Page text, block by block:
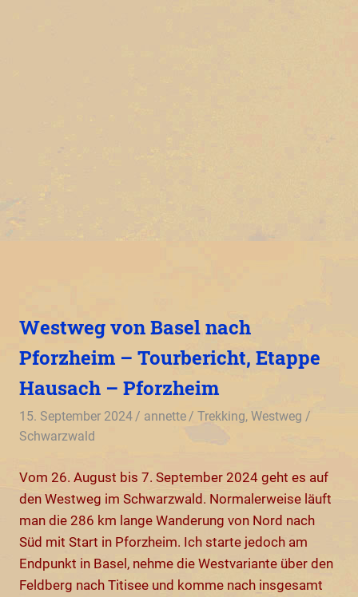
Westweg von Basel nach
Pforzheim – Tourbericht, Etappe
Hausach – Pforzheim
15. September 2024 annette Trekking,Westweg /
Schwarzwald
Vom 26. August bis 7. September 2024 geht es auf
den Westweg im Schwarzwald. Normalerweise läuft
man die 286 km lange Wanderung von Nord nach
Süd mit Start in Pforzheim. Ich starte jedoch am
Endpunkt in Basel, nehme die Westvariante über den
Feldberg nach Titisee und komme nach insgesamt